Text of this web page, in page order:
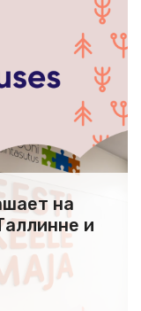
на
и